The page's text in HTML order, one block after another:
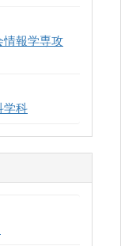
報学専攻
学科